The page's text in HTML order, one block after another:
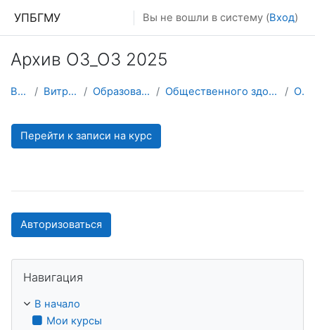
УПБГМУ Вы не вошли в систему (Вход)
Архив ОЗ_ОЗ 2025
В начало Витрина курсов 3KL Образование 2025-2026 уч.год Общественного здоровья и организации здравоохранения О курсе
Перейти к записи на курс
Авторизоваться
Навигация
В начало
Мои курсы